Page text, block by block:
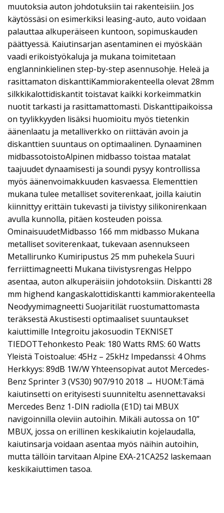
muutoksia auton johdotuksiin tai rakenteisiin. Jos
käytössäsi on esimerkiksi leasing-auto, auto voidaan
palauttaa alkuperäiseen kuntoon, sopimuskauden
päättyessä. Kaiutinsarjan asentaminen ei myöskään
vaadi erikoistyökaluja ja mukana toimitetaan
englanninkielinen step-by-step asennusohje. Heleä ja
rasittamaton diskanttiKammiorakenteella olevat 28mm
silkkikalottidiskantit toistavat kaikki korkeimmatkin
nuotit tarkasti ja rasittamattomasti. Diskanttipaikoissa
on tyylikkyyden lisäksi huomioitu myös tietenkin
äänenlaatu ja metalliverkko on riittävän avoin ja
diskanttien suuntaus on optimaalinen. Dynaaminen
midbassotoistoAlpinen midbasso toistaa matalat
taajuudet dynaamisesti ja soundi pysyy kontrollissa
myös äänenvoimakkuuden kasvaessa. Elementtien
mukana tulee metalliset soviterenkaat, joilla kaiutin
kiinnittyy erittäin tukevasti ja tiivistyy silikonirenkaan
avulla kunnolla, pitäen kosteuden poissa.
OminaisuudetMidbasso 166 mm midbasso Mukana
metalliset soviterenkaat, tukevaan asennukseen
Metallirunko Kumiripustus 25 mm puhekela Suuri
ferriittimagneetti Mukana tiivistysrengas Helppo
asentaa, auton alkuperäisiin johdotoksiin. Diskantti 28
mm highend kangaskalottidiskantti kammiorakenteella
Neodyymimagneetti Suojaritilät ruostumattomasta
teräksestä Akustisesti optimaaliset suuntaukset
kaiuttimille Integroitu jakosuodin TEKNISET
TIEDOTTehonkesto Peak: 180 Watts RMS: 60 Watts
Yleistä Toistoalue: 45Hz – 25kHz Impedanssi: 4 Ohms
Herkkyys: 89dB 1W/W Yhteensopivat autot Mercedes-
Benz Sprinter 3 (VS30) 907/910 2018 → HUOM:Tämä
kaiutinsetti on erityisesti suunniteltu asennettavaksi
Mercedes Benz 1-DIN radiolla (E1D) tai MBUX
navigoinnilla oleviin autoihin. Mikäli autossa on 10”
MBUX, jossa on erillinen keskikaiutin kojelaudalla,
kaiutinsarja voidaan asentaa myös näihin autoihin,
mutta tällöin tarvitaan Alpine EXA-21CA252 laskemaan
keskikaiuttimen tasoa.